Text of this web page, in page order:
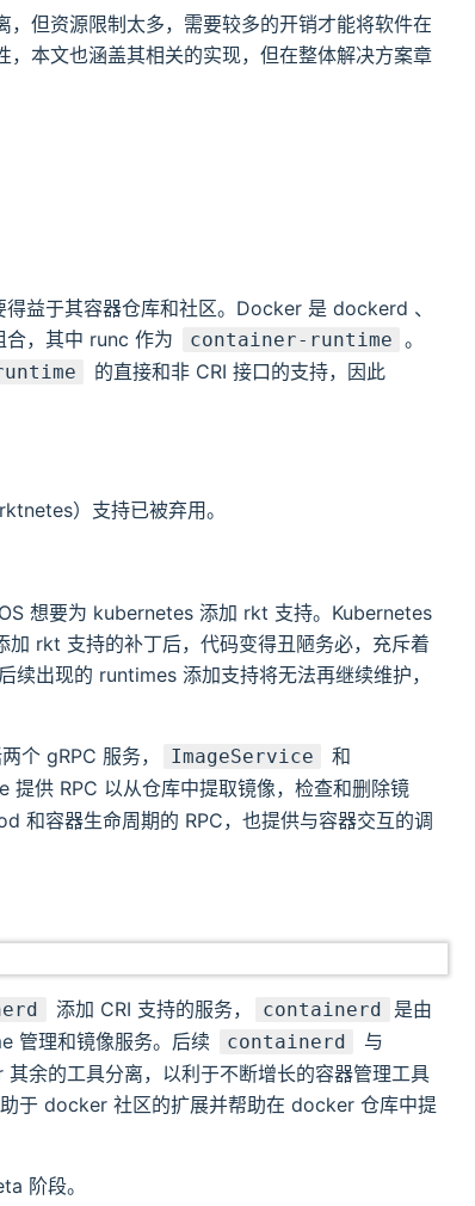
但资源限制太多，需要较多的开销才能将软件在
本文也涵盖其相关的实现，但在整体解决方案章
益于其容器仓库和社区。Docker 是 dockerd 、
，其中 runc 作为
container-runtime 。
的直接和非 CRI 接口的支持，因此
）支持已被弃用。
想要为 kubernetes 添加 rkt 支持。Kubernetes
rkt 支持的补丁后，代码变得丑陋务必，充斥着
出现的 runtimes 添加支持将无法再继续维护，
个 gRPC 服务， ImageService 和
e 提供 RPC 以从仓库中提取镜像，检查和删除镜
和容器生命周期的 RPC，也提供与容器交互的调
添加 CRI 支持的服务， containerd
是由
管理和镜像服务。后续
containerd
与
余的工具分离，以利于不断增长的容器管理工具
于 docker 社区的扩展并帮助在 docker 仓库中提
阶段。